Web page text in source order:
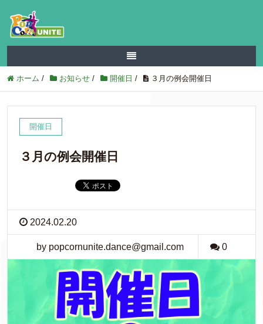
ホーム / お知らせ / 開催日 / ３月の例会開催日
開催日
３月の例会開催日
2024.02.20
by popcornunite.dance@gmail.com 0